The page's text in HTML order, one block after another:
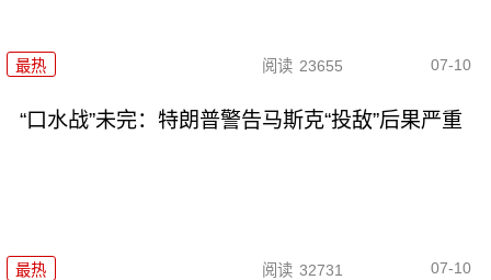
最热 阅读 23655 07-10
“口水战”未完：特朗普警告马斯克“投敌”后果严重
最热 阅读 32731 07-10